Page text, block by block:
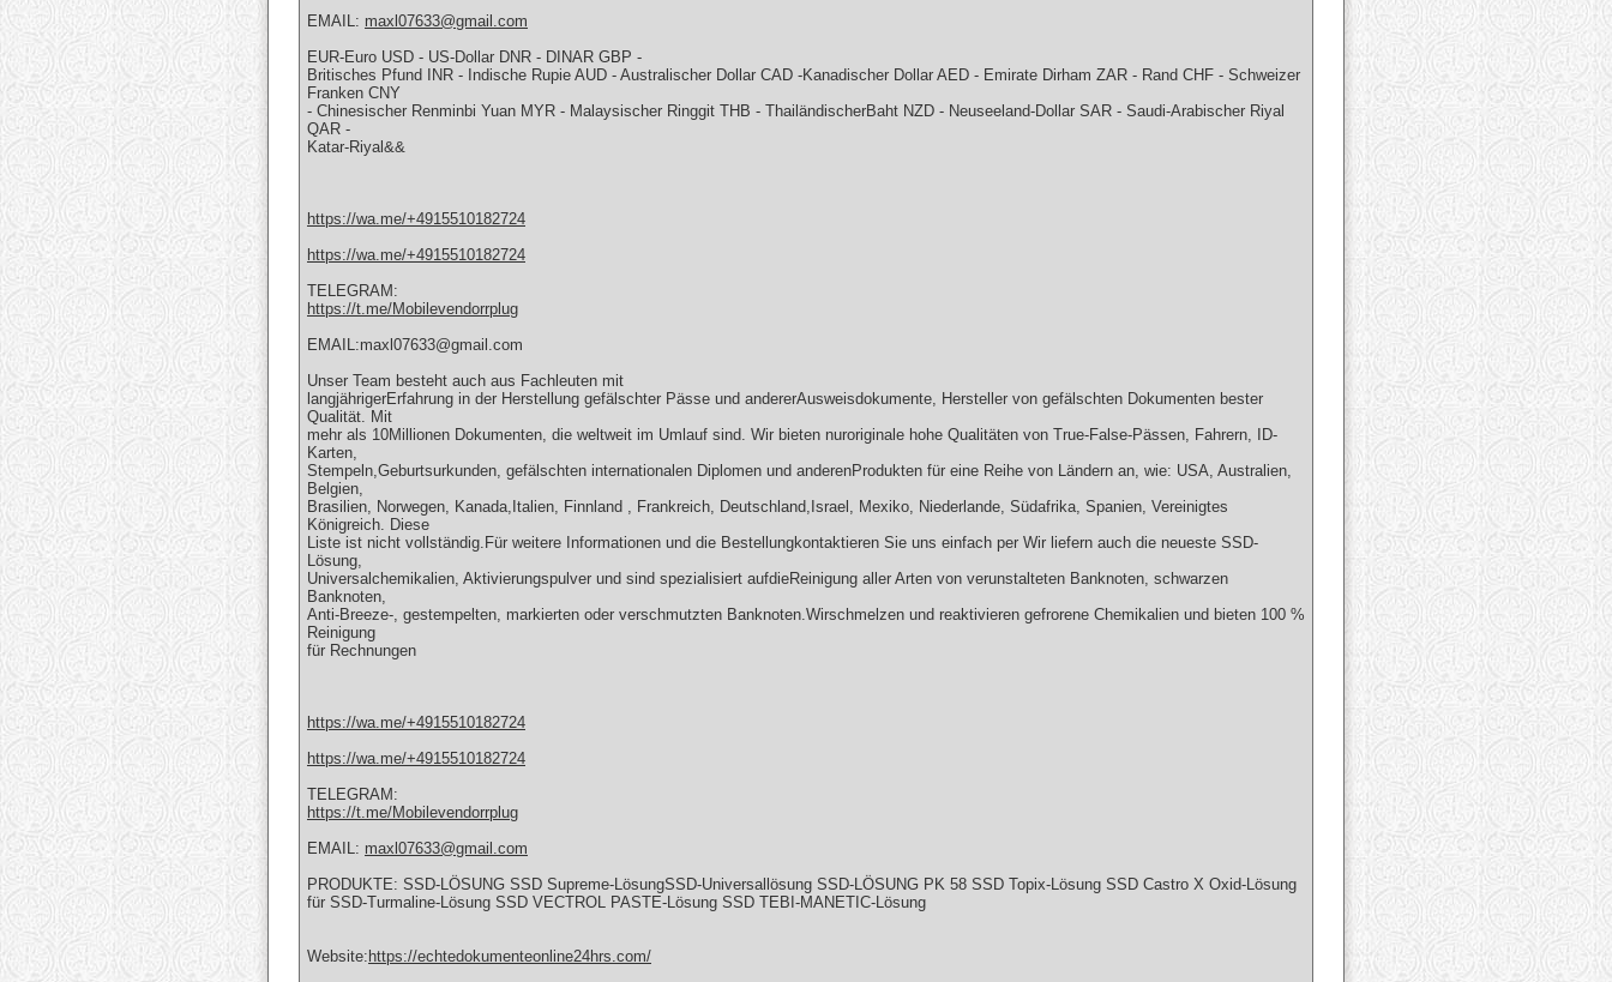
EMAIL: maxl07633@gmail.com
EUR-Euro USD - US-Dollar DNR - DINAR GBP -
Britisches Pfund INR - Indische Rupie AUD - Australischer Dollar CAD -Kanadischer Dollar AED - Emirate Dirham ZAR - Rand CHF - Schweizer
Franken CNY
- Chinesischer Renminbi Yuan MYR - Malaysischer Ringgit THB - ThailändischerBaht NZD - Neuseeland-Dollar SAR - Saudi-Arabischer Riyal
QAR -
Katar-Riyal&&
https://wa.me/+4915510182724
https://wa.me/+4915510182724
TELEGRAM:
https://t.me/Mobilevendorrplug
EMAIL:maxl07633@gmail.com
Unser Team besteht auch aus Fachleuten mit
langjährigerErfahrung in der Herstellung gefälschter Pässe und andererAusweisdokumente, Hersteller von gefälschten Dokumenten bester
Qualität. Mit
mehr als 10Millionen Dokumenten, die weltweit im Umlauf sind. Wir bieten nuroriginale hohe Qualitäten von True-False-Pässen, Fahrern, ID-
Karten,
Stempeln,Geburtsurkunden, gefälschten internationalen Diplomen und anderenProdukten für eine Reihe von Ländern an, wie: USA, Australien,
Belgien,
Brasilien, Norwegen, Kanada,Italien, Finnland , Frankreich, Deutschland,Israel, Mexiko, Niederlande, Südafrika, Spanien, Vereinigtes
Königreich. Diese
Liste ist nicht vollständig.Für weitere Informationen und die Bestellungkontaktieren Sie uns einfach per Wir liefern auch die neueste SSD-
Lösung,
Universalchemikalien, Aktivierungspulver und sind spezialisiert aufdieReinigung aller Arten von verunstalteten Banknoten, schwarzen
Banknoten,
Anti-Breeze-, gestempelten, markierten oder verschmutzten Banknoten.Wirschmelzen und reaktivieren gefrorene Chemikalien und bieten 100 %
Reinigung
für Rechnungen
https://wa.me/+4915510182724
https://wa.me/+4915510182724
TELEGRAM:
https://t.me/Mobilevendorrplug
EMAIL: maxl07633@gmail.com
PRODUKTE: SSD-LÖSUNG SSD Supreme-LösungSSD-Universallösung SSD-LÖSUNG PK 58 SSD Topix-Lösung SSD Castro X Oxid-Lösung
für SSD-Turmaline-Lösung SSD VECTROL PASTE-Lösung SSD TEBI-MANETIC-Lösung
Website: https://echtedokumenteonline24hrs.com/